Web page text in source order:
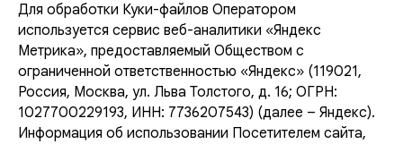
Для обработки Куки-файлов Оператором
используется сервис веб-аналитики «Яндекс
Метрика», предоставляемый Обществом с
ограниченной ответственностью «Яндекс» (119021,
Россия, Москва, ул. Льва Толстого, д. 16; ОГРН:
1027700229193, ИНН: 7736207543) (далее – Яндекс).
Информация об использовании Посетителем сайта,